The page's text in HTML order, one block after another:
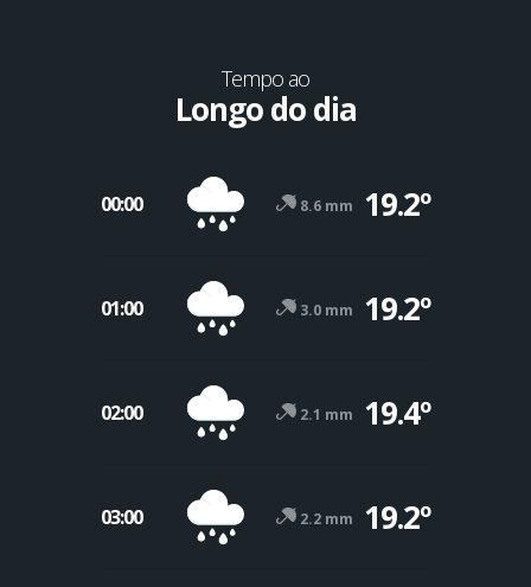
Tempo ao
Longo do dia
00:00 8.6 mm 19.2º
01:00 3.0 mm 19.2º
02:00 2.1 mm 19.4º
03:00 2.2 mm 19.2º